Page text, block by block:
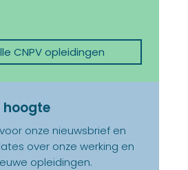
CNPV opleidingen
hoogte
onze nieuwsbrief en
over onze werking en
opleidingen.